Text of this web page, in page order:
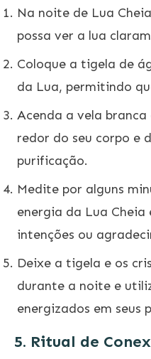
Na noite de Lua
possa ver a lua
Coloque a tigela de
da Lua, permitindo
Acenda a vela
redor do seu corpo e
purificação.
Medite por alguns
energia da Lua Cheia
intenções ou
Deixe a tigela e os
durante a noite e
energizados em seus
5. Ritual de